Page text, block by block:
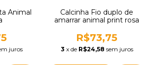
Animal
juros
Calcinha Fio duplo de
amarrar animal print rosa
R$73,75
3 x de R$24,58 sem juros